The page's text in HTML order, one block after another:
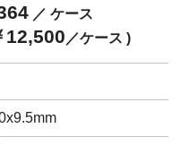
／ ケース
12,500 ／ケース )